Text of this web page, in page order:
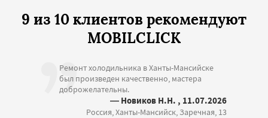
9 из 10 клиентов рекомендуют
MOBILCLICK
Ремонт холодильника в Ханты-Мансийске
был произведен качественно, мастера
доброжелательны.
— Новиков Н.Н. , 11.07.2026
Россия, Ханты-Мансийск, Заречная, 13